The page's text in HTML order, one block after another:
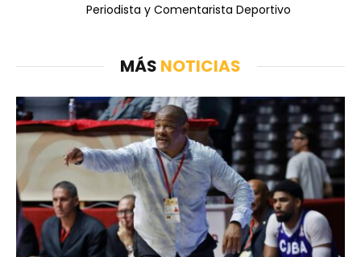
Periodista y Comentarista Deportivo
MÁS NOTICIAS